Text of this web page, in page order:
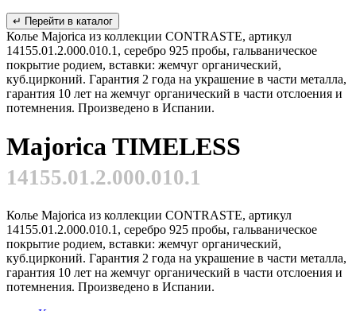
↵ Перейти в каталог
Колье Majorica из коллекции CONTRASTE, артикул
14155.01.2.000.010.1, серебро 925 пробы, гальваническое
покрытие родием, вставки: жемчуг органический,
куб.цирконий. Гарантия 2 года на украшение в части металла,
гарантия 10 лет на жемчуг органический в части отслоения и
потемнения. Произведено в Испании.
Majorica TIMELESS
14155.01.2.000.010.1
Колье Majorica из коллекции CONTRASTE, артикул
14155.01.2.000.010.1, серебро 925 пробы, гальваническое
покрытие родием, вставки: жемчуг органический,
куб.цирконий. Гарантия 2 года на украшение в части металла,
гарантия 10 лет на жемчуг органический в части отслоения и
потемнения. Произведено в Испании.